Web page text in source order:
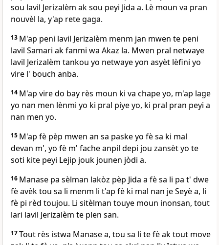
sou lavil Jerizalèm ak sou peyi Jida a. Lè moun va pran
nouvèl la, y'ap rete gaga.
13 M'ap peni lavil Jerizalèm menm jan mwen te peni
lavil Samari ak fanmi wa Akaz la. Mwen pral netwaye
lavil Jerizalèm tankou yo netwaye yon asyèt lèfini yo
vire l' bouch anba.
14 M'ap vire do bay rès moun ki va chape yo, m'ap lage
yo nan men lènmi yo ki pral piye yo, ki pral pran peyi a
nan men yo.
15 M'ap fè pèp mwen an sa paske yo fè sa ki mal
devan m', yo fè m' fache anpil depi jou zansèt yo te
soti kite peyi Lejip jouk jounen jòdi a.
16 Manase pa sèlman lakòz pèp Jida a fè sa li pa t' dwe
fè avèk tou sa li menm li t'ap fè ki mal nan je Seyè a, li
fè pi rèd toujou. Li sitèlman touye moun inonsan, tout
lari lavil Jerizalèm te plen san.
17Tout rès istwa Manase a, tou sa li te fè ak tout move